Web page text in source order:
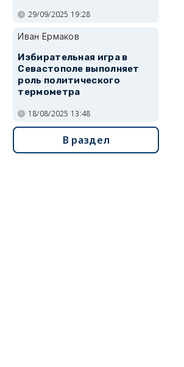
29/09/2025 19:28
Иван Ермаков
Избирательная игра в
Севастополе выполняет
роль политического
термометра
18/08/2025 13:48
В раздел